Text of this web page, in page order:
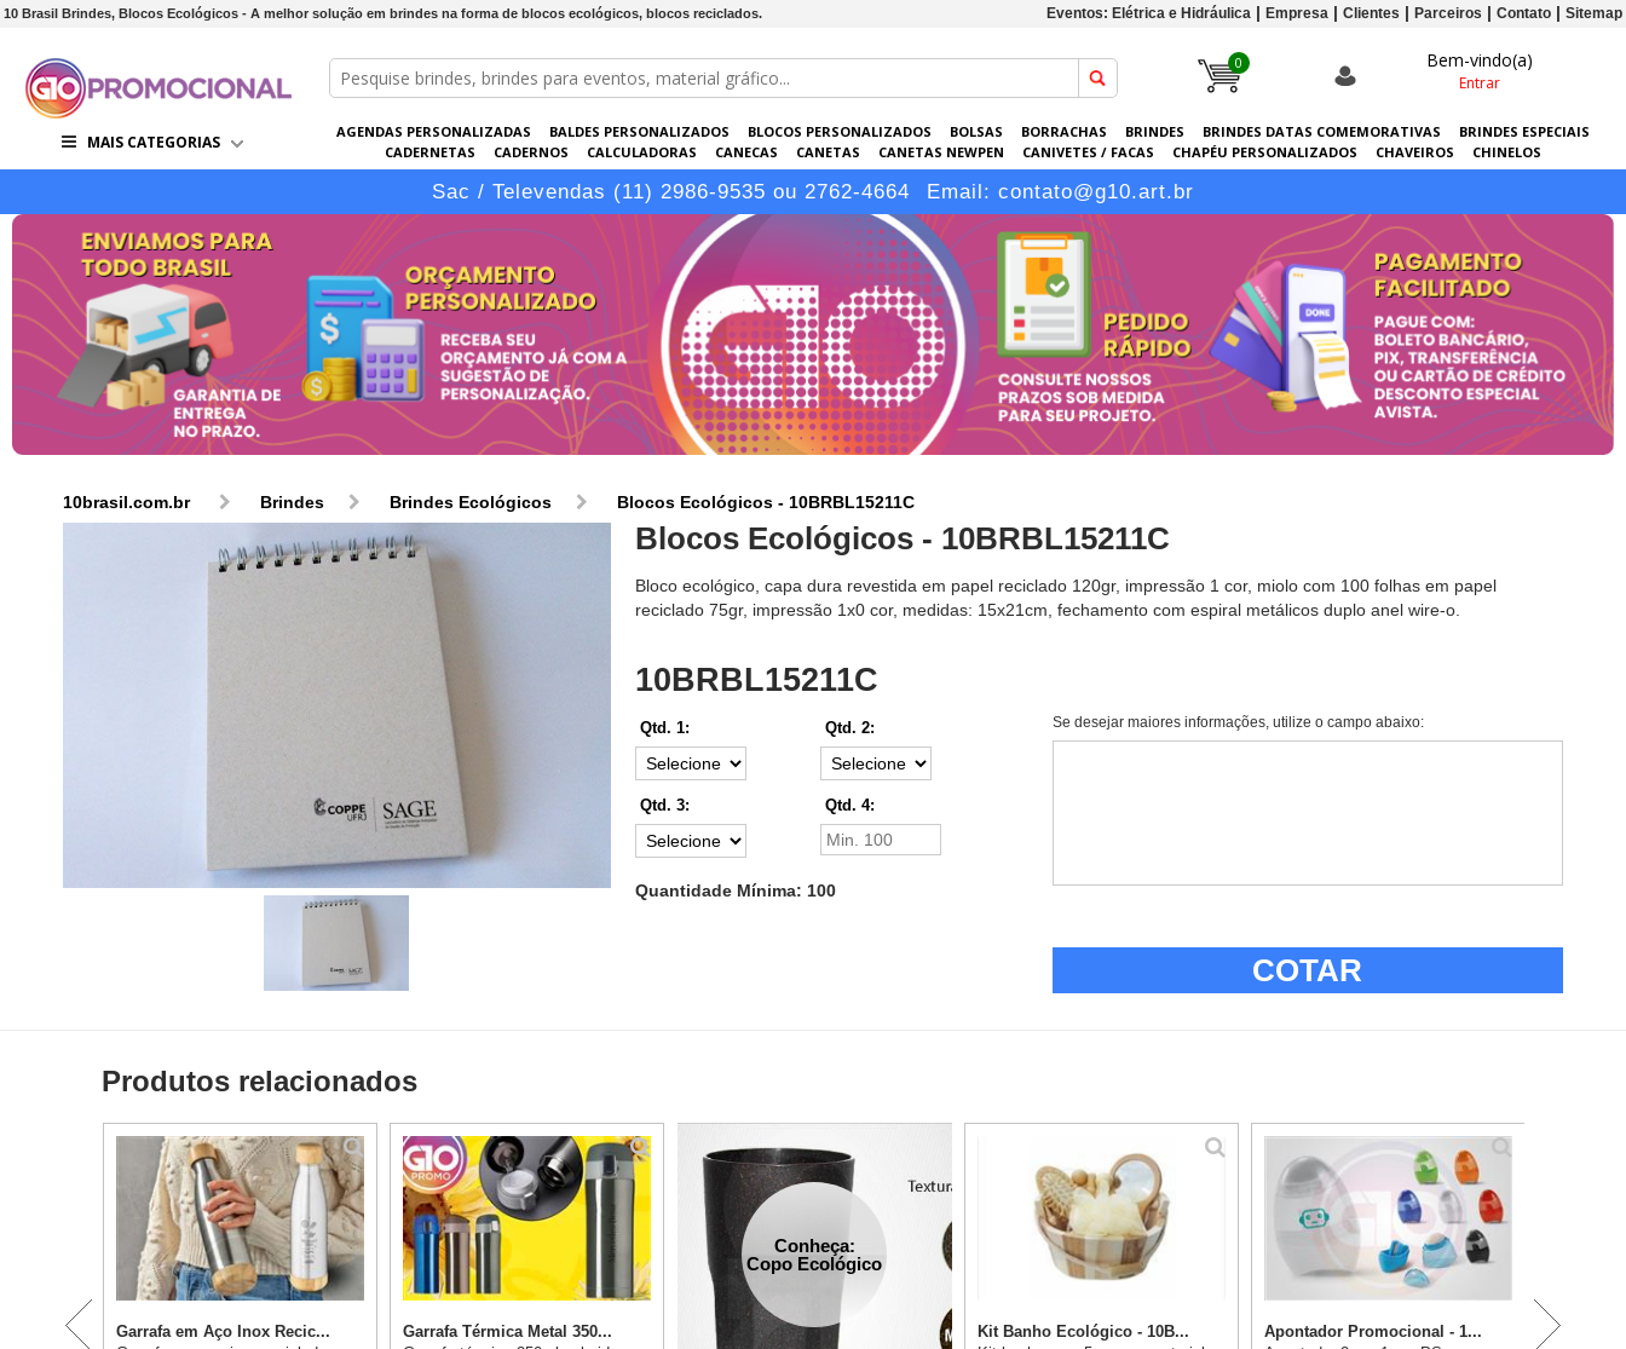
10 Brasil Brindes, Blocos Ecológicos - A melhor solução em brindes na forma de blocos ecológicos, blocos reciclados. Eventos: Elétrica e Hidráulica Empresa Clientes Parceiros Contato Sitemap
0 Bem-vindo(a)
Entrar
MAIS CATEGORIAS
AGENDAS PERSONALIZADAS BALDES PERSONALIZADOS BLOCOS PERSONALIZADOS BOLSAS BORRACHAS BRINDES BRINDES DATAS COMEMORATIVAS
BRINDES ESPECIAIS
CADERNETAS
CADERNOS CALCULADORAS CANECAS CANETAS CANETAS NEWPEN CANIVETES / FACAS CHAPÉU PERSONALIZADOS CHAVEIROS
CHINELOS
CONJUNTOS DE BRINDES
COPOS ELETRÔNICOS EMBALAGENS ESCRITÓRIO EVENTOS GARRAFAS PERSONALIZADAS GRÁFICA GUARDA-CHUVAS KITS
LANÇAMENTOS
LÁPIS
Sac / Televendas (11) 2986-9535 ou 2762-4664 Email: contato@g10.art.br
10brasil.com.br Brindes Brindes Ecológicos Blocos Ecológicos - 10BRBL15211C
Blocos Ecológicos - 10BRBL15211C
Bloco ecológico, capa dura revestida em papel reciclado 120gr, impressão 1 cor, miolo com 100 folhas em papel
reciclado 75gr, impressão 1x0 cor, medidas: 15x21cm, fechamento com espiral metálicos duplo anel wire-o.
10BRBL15211C
Qtd. 1: Qtd. 2:
Qtd. 3: Qtd. 4:
Quantidade Mínima: 100
Se desejar maiores informações, utilize o campo abaixo:
COTAR
Produtos relacionados
Garrafa em Aço Inox Recic...
Garrafa Térmica Metal 350...
Conheça:
Copo Ecológico
Kit Banho Ecológico - 10B...
Apontador Promocional - 1...